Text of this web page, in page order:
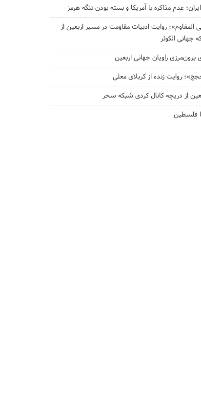
عدم مذاکره با آمریکا و بسته بودن تنگه هرمز
المقاوم»؛ روایت ادبیات مقاومت در مسیر اربعین از
جهانی الکوثر
برون‌مرزی راویان جهانی اربعین
روایت زنده از کربلای معلی
از دریچه کانال کردی شبکه سحر
فلسطین